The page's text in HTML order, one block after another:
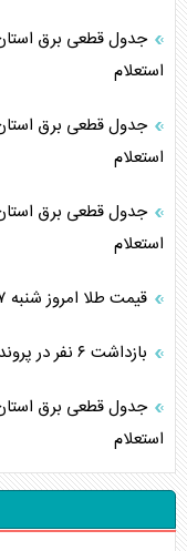
استعلام
استعلام
استعلام
قیمت طلا امروز شنبه ۱۷ مرداد ۱۴۰۵ + جدول
بازداشت ۶ نفر در پرونده قتل جوانی در ستارخان
استعلام